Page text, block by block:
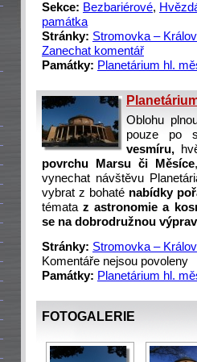
Sekce: Bezbariérové,
památka
Stránky: Stromovka –
Zanechat komentář
Památky: Planetárium hl.
Oblohu
pouze po
vesmíru,
povrchu Marsu či Měsíce
vynechat návštěvu
vybrat z bohaté nabídky
témataz astronomie a
se na dobrodružnou
Stránky: Stromovka –
Komentáře nejsou povoleny
Památky: Planetárium hl.
FOTOGALERIE